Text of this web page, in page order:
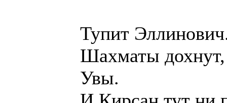
Тупит
Шахматы дохнут,
Увы.